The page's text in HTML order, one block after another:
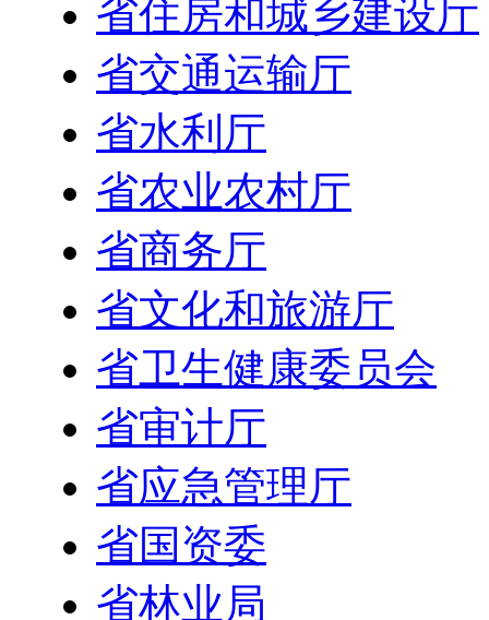
省住房和城乡建设厅
省交通运输厅
省水利厅
省农业农村厅
省商务厅
省文化和旅游厅
省卫生健康委员会
省审计厅
省应急管理厅
省国资委
省林业局